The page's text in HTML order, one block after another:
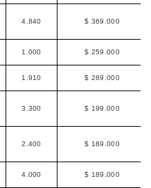
4.840 $ 369.000
1.000 $ 259.000
1.910 $ 289.000
3.300 $ 199.000
2.400 $ 189.000
4.000 $ 189.000